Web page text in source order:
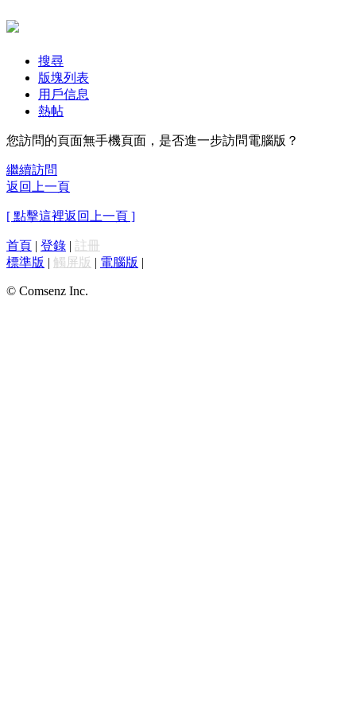
搜尋
版塊列表
用戶信息
熱帖
您訪問的頁面無手機頁面，是否進一步訪問電腦版？
繼續訪問
返回上一頁
[ 點擊這裡返回上一頁 ]
首頁 | 登錄 | 註冊
標準版 | 觸屏版 | 電腦版 |
© Comsenz Inc.